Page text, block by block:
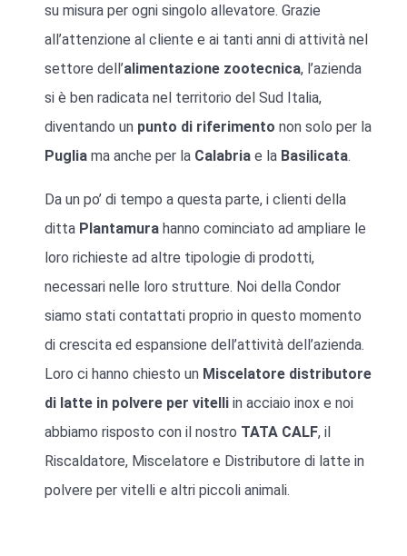
su misura per ogni singolo allevatore. Grazie
all’attenzione al cliente e ai tanti anni di attività nel
settore dell’alimentazione zootecnica, l’azienda
si è ben radicata nel territorio del Sud Italia,
diventando un punto di riferimento non solo per la
Puglia ma anche per la Calabria e la Basilicata.
Da un po’ di tempo a questa parte, i clienti della
ditta Plantamura hanno cominciato ad ampliare le
loro richieste ad altre tipologie di prodotti,
necessari nelle loro strutture. Noi della Condor
siamo stati contattati proprio in questo momento
di crescita ed espansione dell’attività dell’azienda.
Loro ci hanno chiesto un Miscelatore distributore
di latte in polvere per vitelli in acciaio inox e noi
abbiamo risposto con il nostro TATA CALF, il
Riscaldatore, Miscelatore e Distributore di latte in
polvere per vitelli e altri piccoli animali.